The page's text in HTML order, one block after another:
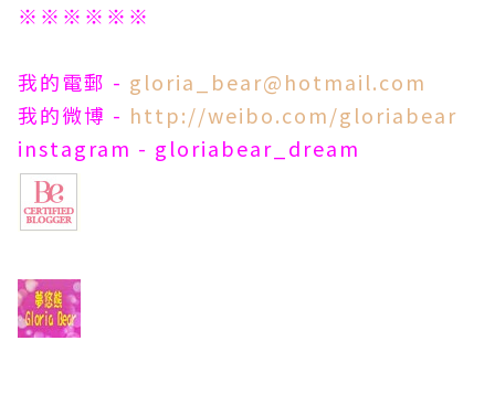
※※※※※※
我的電郵 - gloria_bear@hotmail.com
我的微博 - http://weibo.com/gloriabear
instagram - gloriabear_dream